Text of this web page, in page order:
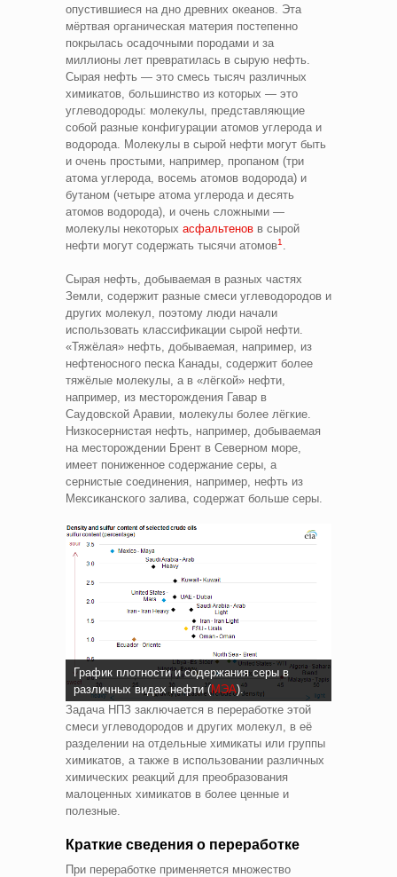
опустившиеся на дно древних океанов. Эта
мёртвая органическая материя постепенно
покрылась осадочными породами и за
миллионы лет превратилась в сырую нефть.
Сырая нефть — это смесь тысяч различных
химикатов, большинство из которых — это
углеводороды: молекулы, представляющие
собой разные конфигурации атомов углерода и
водорода. Молекулы в сырой нефти могут быть
и очень простыми, например, пропаном (три
атома углерода, восемь атомов водорода) и
бутаном (четыре атома углерода и десять
атомов водорода), и очень сложными —
молекулы некоторых асфальтенов в сырой
нефти могут содержать тысячи атомов1
Сырая нефть, добываемая в разных частях
Земли, содержит разные смеси углеводородов и
других молекул, поэтому люди начали
использовать классификации сырой нефти.
«Тяжёлая» нефть, добываемая, например, из
нефтеносного песка Канады, содержит более
тяжёлые молекулы, а в «лёгкой» нефти,
например, из месторождения Гавар в
Саудовской Аравии, молекулы более лёгкие.
Низкосернистая нефть, например, добываемая
на месторождении Брент в Северном море,
имеет пониженное содержание серы, а
сернистые соединения, например, нефть из
Мексиканского залива, содержат больше серы.
График плотности и содержания серы в
различных видах нефти (МЭА).
Задача НПЗ заключается в переработке этой
смеси углеводородов и других молекул, в её
разделении на отдельные химикаты или группы
химикатов, а также в использовании различных
химических реакций для преобразования
малоценных химикатов в более ценные и
полезные.
Краткие сведения о переработке
При переработке применяется множество